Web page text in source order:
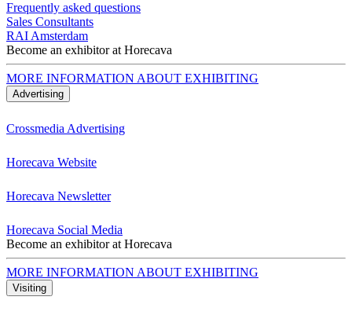
Frequently asked questions
Sales Consultants
RAI Amsterdam
Become an exhibitor at Horecava
MORE INFORMATION ABOUT EXHIBITING
Advertising
Crossmedia Advertising
Horecava Website
Horecava Newsletter
Horecava Social Media
Become an exhibitor at Horecava
MORE INFORMATION ABOUT EXHIBITING
Visiting